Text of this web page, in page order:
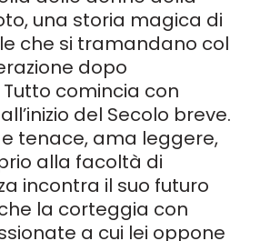
una storia magica di
che si tramandano col
dopo
comincia con
del Secolo breve.
tenace, ama leggere,
alla facoltà di
incontra il suo futuro
la corteggia con
a cui lei oppone